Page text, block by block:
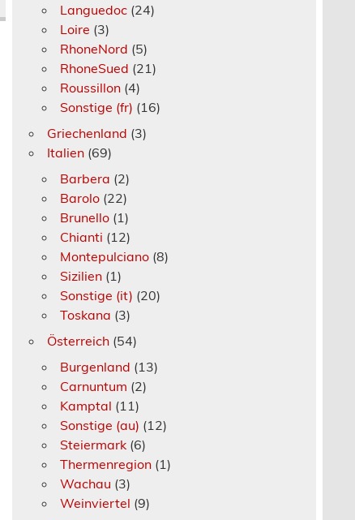
Languedoc (24)
Loire (3)
RhoneNord (5)
RhoneSued (21)
Roussillon (4)
Sonstige (fr) (16)
Griechenland (3)
Italien (69)
Barbera (2)
Barolo (22)
Brunello (1)
Chianti (12)
Montepulciano (8)
Sizilien (1)
Sonstige (it) (20)
Toskana (3)
Österreich (54)
Burgenland (13)
Carnuntum (2)
Kamptal (11)
Sonstige (au) (12)
Steiermark (6)
Thermenregion (1)
Wachau (3)
Weinviertel (9)